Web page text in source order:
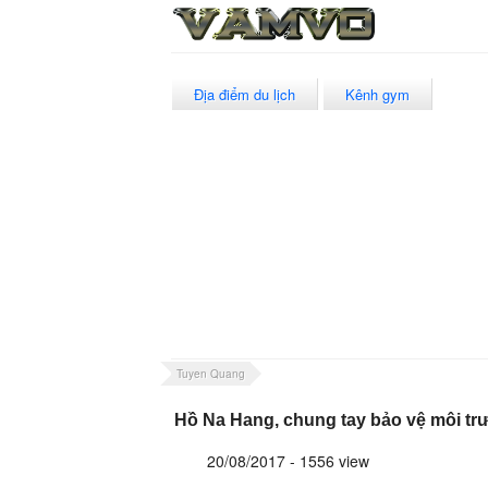
Địa điểm du lịch Kênh gym
Tuyen Quang
Hồ Na Hang, chung tay bảo vệ môi
20/08/2017 - 1556 view